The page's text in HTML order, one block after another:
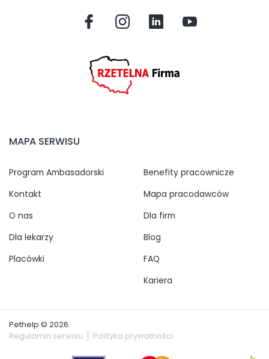
MAPA SERWISU
Program Ambasadorski
Kontakt
O nas
Dla lekarzy
Placówki
Benefity pracownicze
Mapa pracodawców
Dla firm
Blog
FAQ
Kariera
Pethelp © 2026.
Regulamin serwisu
Polityka prywatności